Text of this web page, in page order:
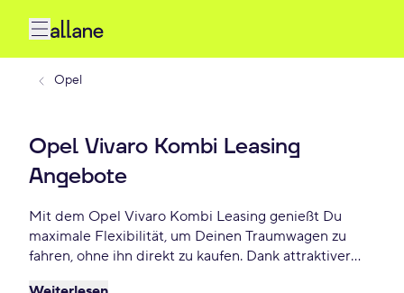
Opel
Opel Vivaro Kombi Leasing
Angebote
Mit dem Opel Vivaro Kombi Leasing genießt Du
maximale Flexibilität, um Deinen Traumwagen zu
fahren, ohne ihn direkt zu kaufen. Dank attraktiver